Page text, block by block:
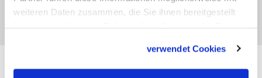
weiteren Daten zusammen, die Sie ihnen bereitgestellt
verwendet Cookies
Olivia